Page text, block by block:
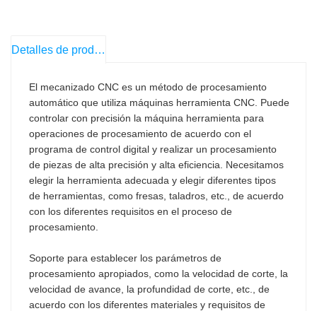
Detalles de producto
El mecanizado CNC es un método de procesamiento
automático que utiliza máquinas herramienta CNC. Puede
controlar con precisión la máquina herramienta para
operaciones de procesamiento de acuerdo con el
programa de control digital y realizar un procesamiento
de piezas de alta precisión y alta eficiencia. Necesitamos
elegir la herramienta adecuada y elegir diferentes tipos
de herramientas, como fresas, taladros, etc., de acuerdo
con los diferentes requisitos en el proceso de
procesamiento.
Soporte para establecer los parámetros de
procesamiento apropiados, como la velocidad de corte, la
velocidad de avance, la profundidad de corte, etc., de
acuerdo con los diferentes materiales y requisitos de